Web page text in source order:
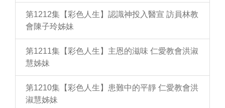
第1212集【彩色人生】認識神投入醫宣 訪員林教
會陳子玲姊妹
第1211集【彩色人生】主恩的滋味 仁愛教會洪淑
慧姊妹
第1210集【彩色人生】患難中的平靜 仁愛教會洪
淑慧姊妹